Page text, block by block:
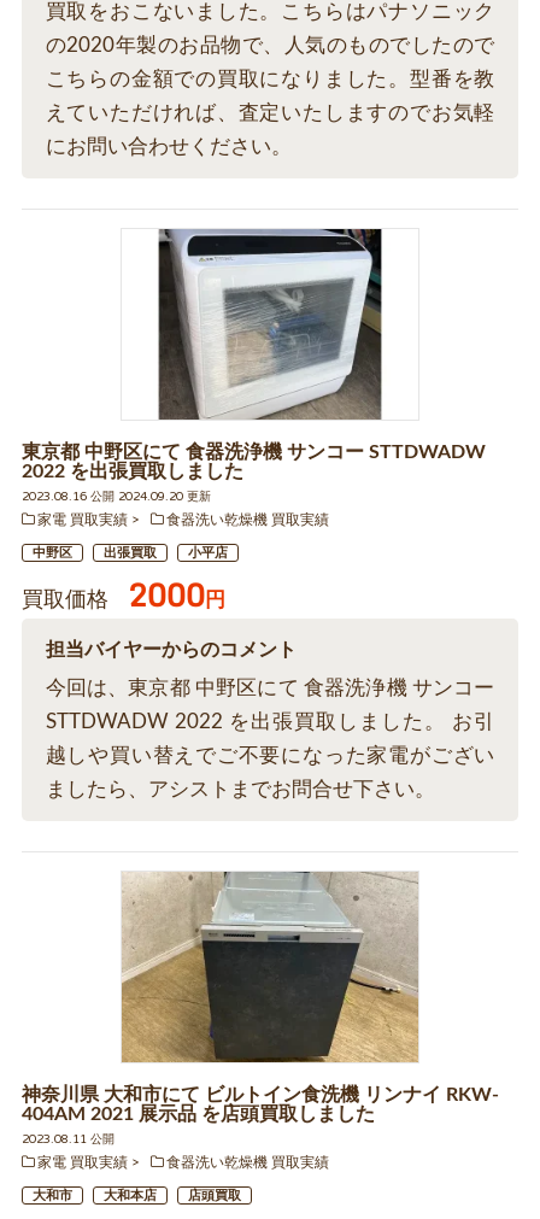
買取をおこないました。こちらはパナソニック
の2020年製のお品物で、人気のものでしたので
こちらの金額での買取になりました。型番を教
えていただければ、査定いたしますのでお気軽
にお問い合わせください。
東京都 中野区にて 食器洗浄機 サンコー STTDWADW
2022 を出張買取しました
2023.08.16 公開 2024.09.20 更新
家電 買取実績
食器洗い乾燥機 買取実績
中野区 出張買取 小平店
買取価格 2000円
担当バイヤーからのコメント
今回は、東京都 中野区にて 食器洗浄機 サンコー
STTDWADW 2022 を出張買取しました。 お引
越しや買い替えでご不要になった家電がござい
ましたら、アシストまでお問合せ下さい。
神奈川県 大和市にて ビルトイン食洗機 リンナイ RKW-
404AM 2021 展示品 を店頭買取しました
2023.08.11 公開
家電 買取実績
食器洗い乾燥機 買取実績
大和市 大和本店 店頭買取